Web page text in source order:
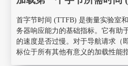
首字节时间 (TTFB) 是衡量实验室
务器响应能力的基础指标。它有助
的速度是否过慢。对于导航请求（
标位于所有其他有意义的加载性能